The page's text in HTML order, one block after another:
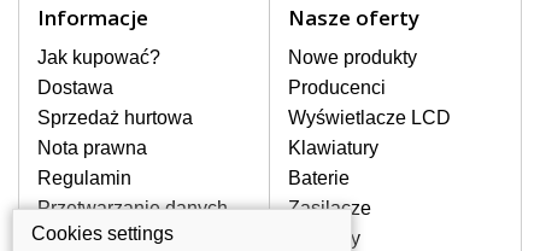
stronie internetowej ją znajdziesz za
pomocy wyszukiwarki. Wystarczy znać
model laptopa. Przy każdej klawiaturze
nie może brakować szczególowe zdjęcie
do aktualnego stanu naszego magazynu.
W JAKI SPOSÓB MOŻE SIĘ
PRZEJAWIAĆ USTERKA
Informacje
Jak kupować?
Dostawa
Sprzedaż hurtowa
Nota prawna
Regulamin
Przetwarzanie danych
osobowych
Nasze oferty
Nowe produkty
Producenci
Wyświetlacze LCD
Klawiatury
Baterie
Zasilacze
Zawiasy
Cookies settings